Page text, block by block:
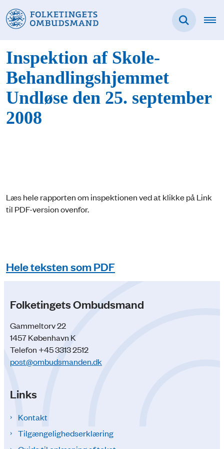
Inspektion af Skole-
Behandlingshjemmet
Undløse den 25. september
2008
Læs hele rapporten om inspektionen ved at klikke på Link
til PDF-version ovenfor.
Hele teksten som PDF
Folketingets Ombudsmand
Gammeltorv 22
1457 København K
Telefon +45 3313 2512
post@ombudsmanden.dk
Links
Kontakt
Tilgængelighedserklæring